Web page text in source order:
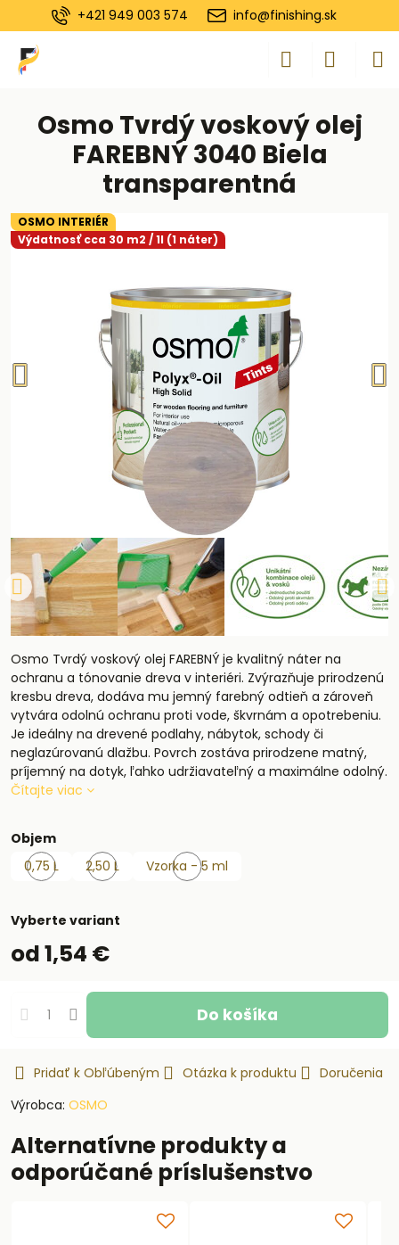
+421 949 003 574 info@finishing.sk
OSMO INTERIÉR
Výdatnosť cca 30 m2 / 1l (1 náter)
Osmo Tvrdý voskový olej
FAREBNÝ 3040 Biela
transparentná
Osmo Tvrdý voskový olej FAREBNÝ je kvalitný náter na
ochranu a tónovanie dreva v interiéri. Zvýrazňuje prirodzenú
kresbu dreva, dodáva mu jemný farebný odtieň a zároveň
vytvára odolnú ochranu proti vode, škvrnám a opotrebeniu.
Je ideálny na drevené podlahy, nábytok, schody či
neglazúrovanú dlažbu. Povrch zostáva prirodzene matný,
príjemný na dotyk, ľahko udržiavateľný a maximálne odolný.
Čítajte viac
Objem
0,75 L
2,50 L
Vzorka - 5 ml
Vyberte variant
od 1,54 €
Do košíka
Pridať k Obľúbeným Otázka k produktu
Doručenia
Výrobca: OSMO
Alternatívne produkty a
odporúčané príslušenstvo